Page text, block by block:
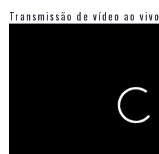
Transmissão de vídeo ao vivo